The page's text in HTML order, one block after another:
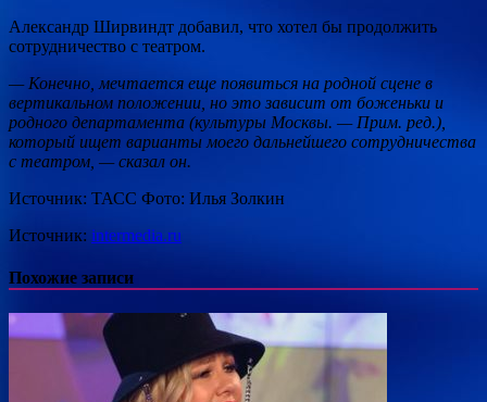
Александр Ширвиндт добавил, что хотел бы продолжить
сотрудничество с театром.
— Конечно, мечтается еще появиться на родной сцене в
вертикальном положении, но это зависит от боженьки и
родного департамента (культуры Москвы. — Прим. ред.),
который ищет варианты моего дальнейшего сотрудничества
с театром, — сказал он.
Источник: ТАСС Фото: Илья Золкин
Источник: intermedia.ru
Похожие записи